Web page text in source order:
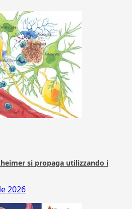
si propaga utilizzando i
2026